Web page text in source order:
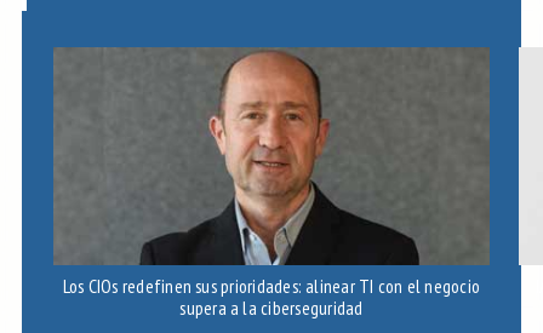
Los CIOs redefinen sus prioridades: alinear TI con el negocio
supera a la ciberseguridad